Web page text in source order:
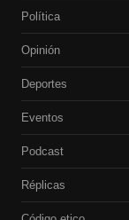
Política
Opinión
Deportes
Eventos
Podcast
Réplicas